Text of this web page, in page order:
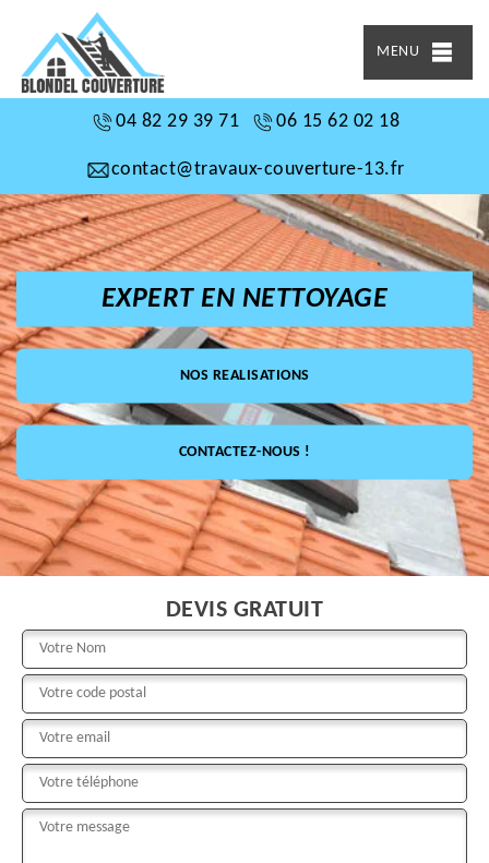
MENU
04 82 29 39 71 06 15 62 02 18
contact@travaux-couverture-13.fr
EXPERT EN NETTOYAGE
NOS REALISATIONS
CONTACTEZ-NOUS !
DEVIS GRATUIT